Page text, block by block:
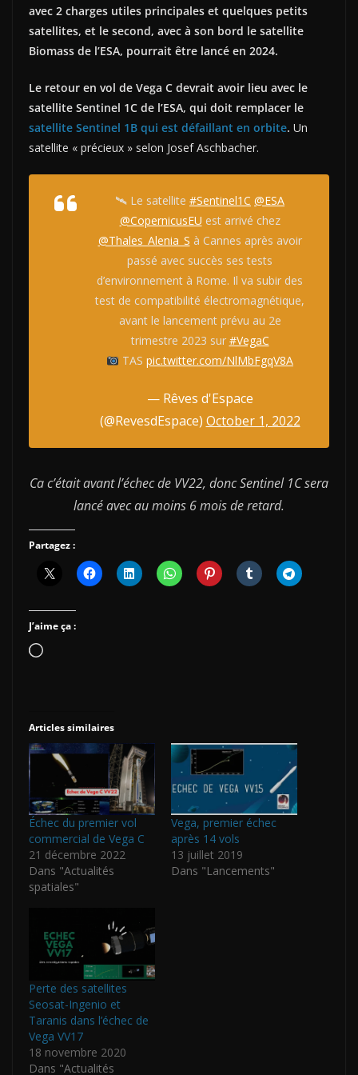
avec 2 charges utiles principales et quelques petits
satellites, et le second, avec à son bord le satellite
Biomass de l’ESA, pourrait être lancé en 2024.
Le retour en vol de Vega C devrait avoir lieu avec le
satellite Sentinel 1C de l’ESA, qui doit remplacer le
satellite Sentinel 1B qui est défaillant en orbite. Un
satellite « précieux » selon Josef Aschbacher.
🛰 Le satellite #Sentinel1C @ESA
@CopernicusEU est arrivé chez
@Thales_Alenia_S à Cannes après avoir
passé avec succès ses tests
d’environnement à Rome. Il va subir des
test de compatibilité électromagnétique,
avant le lancement prévu au 2e
trimestre 2023 sur #VegaC
TAS pic.twitter.com/NlMbFgqV8A
— Rêves d'Espace
(@RevesdEspace) October 1, 2022
Ca c’était avant l’échec de VV22, donc Sentinel 1C sera
lancé avec au moins 6 mois de retard.
Partagez :
J’aime ça :
Chargement…
Articles similaires
Échec du premier vol
commercial de Vega C
21 décembre 2022
Dans "Actualités
spatiales"
Vega, premier échec
après 14 vols
13 juillet 2019
Dans "Lancements"
Perte des satellites
Seosat-Ingenio et
Taranis dans l’échec de
Vega VV17
18 novembre 2020
Dans "Actualités